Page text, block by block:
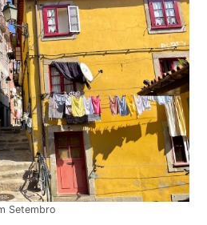
Setembro